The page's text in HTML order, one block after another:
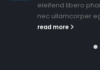
eleifend libero
nec ullamcorper
read more